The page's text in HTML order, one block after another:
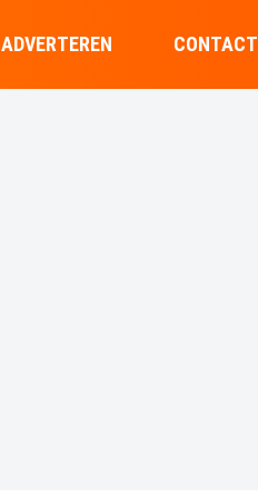
ADVERTEREN CONTACT